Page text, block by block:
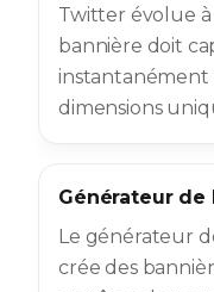
Twitter évolue à
bannière doit
instantanément
dimensions
Générateur de
Le générateur
crée des